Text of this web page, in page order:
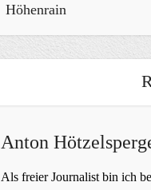
Höhenrain
Anton
Als freier Journalist bin ich